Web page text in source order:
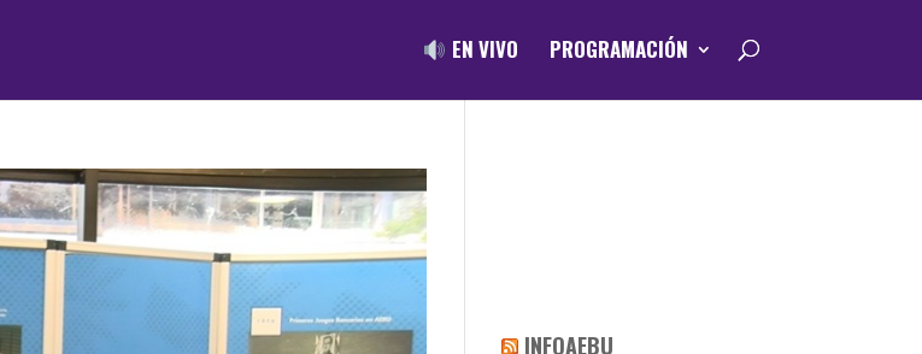
EN VIVO PROGRAMACIÓN
INFOAEBU